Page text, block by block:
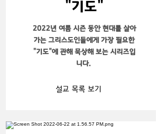
​"기도"
2022년 여름 시즌 동안 현대를 살아
가는 그리스도인들에게 가장 필요한
"기도"에 관해 묵상해 보는 시리즈입
니다.
설교 목록 보기